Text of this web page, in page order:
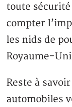
toute
compter
les nids de
Royaume-
Reste à
automobiles